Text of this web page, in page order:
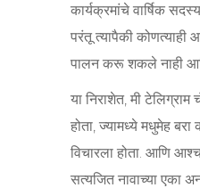
कार्यक्रमांचे वार्षिक
परंतू त्यापैकी कोणत्याही
पालन करू शकले नाही
या निराशेत, मी
होता, ज्यामध्ये मधुमेह बरा
विचारला होता. आणि
सत्यजित नावाच्या एका